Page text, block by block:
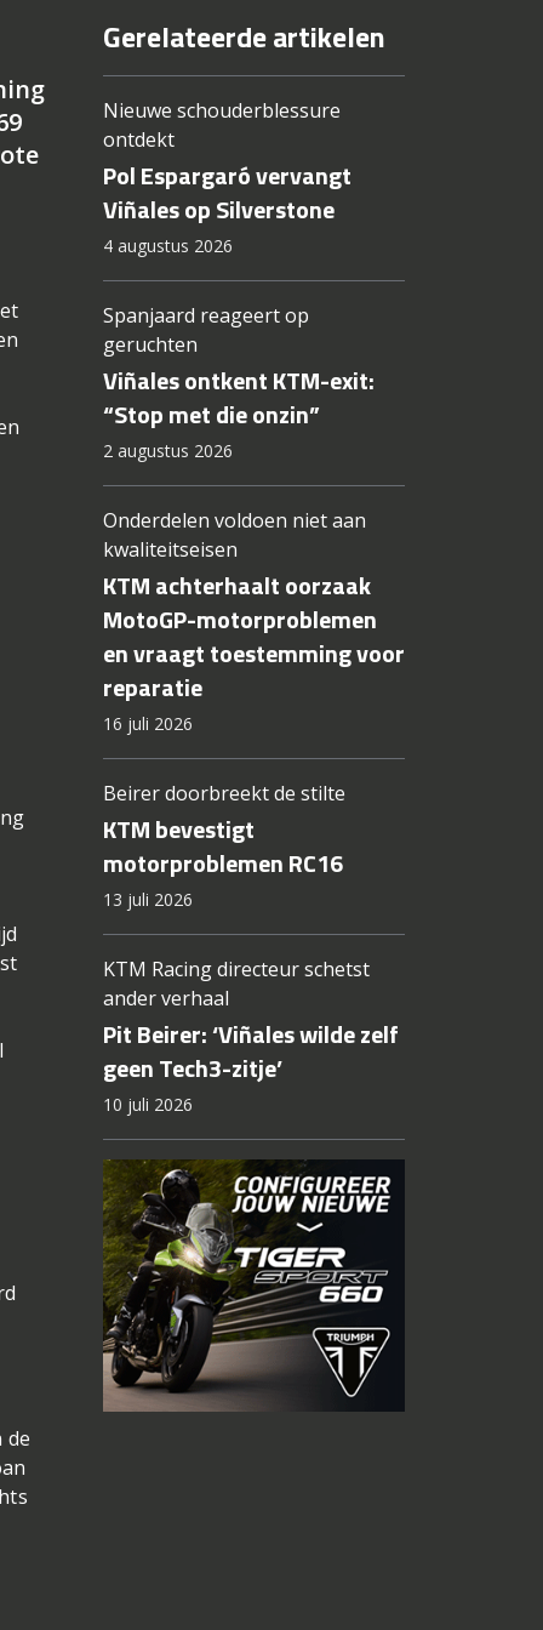
de
Gerelateerde artikelen
Nieuwe schouderblessure
ontdekt
Pol Espargaró vervangt
Viñales op Silverstone
4 augustus 2026
Spanjaard reageert op
geruchten
Viñales ontkent KTM-exit:
“Stop met die onzin”
2 augustus 2026
Onderdelen voldoen niet aan
kwaliteitseisen
KTM achterhaalt oorzaak
MotoGP-motorproblemen
en vraagt toestemming voor
reparatie
16 juli 2026
Beirer doorbreekt de stilte
KTM bevestigt
motorproblemen RC16
13 juli 2026
KTM Racing directeur schetst
ander verhaal
Pit Beirer: ‘Viñales wilde zelf
geen Tech3-zitje’
10 juli 2026